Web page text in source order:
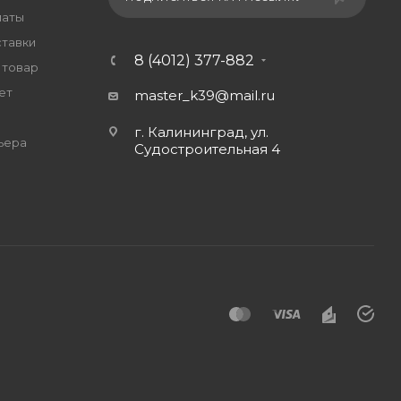
товар
8 (4012) 377-882
master_k39@mail.ru
г. Калининград, ул.
Судостроительная 4